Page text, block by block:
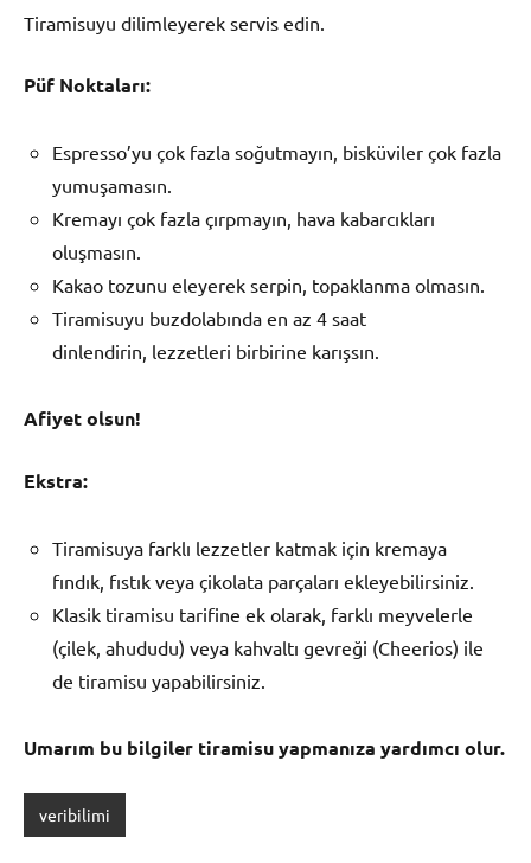
Tiramisuyu dilimleyerek servis edin.
Püf Noktaları:
Espresso’yu çok fazla soğutmayın, bisküviler çok fazla
yumuşamasın.
Kremayı çok fazla çırpmayın, hava kabarcıkları
oluşmasın.
Kakao tozunu eleyerek serpin, topaklanma olmasın.
Tiramisuyu buzdolabında en az 4 saat
dinlendirin, lezzetleri birbirine karışsın.
Afiyet olsun!
Ekstra:
Tiramisuya farklı lezzetler katmak için kremaya
fındık, fıstık veya çikolata parçaları ekleyebilirsiniz.
Klasik tiramisu tarifine ek olarak, farklı meyvelerle
(çilek, ahududu) veya kahvaltı gevreği (Cheerios) ile
de tiramisu yapabilirsiniz.
Umarım bu bilgiler tiramisu yapmanıza yardımcı olur.
veribilimi